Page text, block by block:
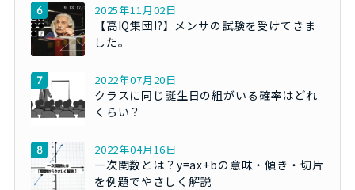
2025年11月02日
【高IQ集団!?】メンサの試験を受けてきま
した。
2022年07月20日
クラスに同じ誕生日の組がいる確率はどれ
くらい？
2022年04月16日
一次関数とは？y=ax+bの意味・傾き・切片
を例題でやさしく解説